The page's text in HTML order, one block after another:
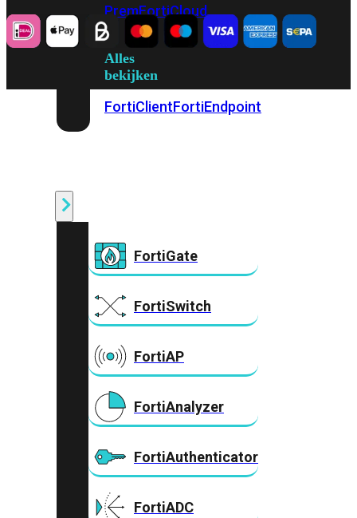
PremFortiCloud
Alles
bekijken
FortiClientFortiEndpoint
FortiGate
FortiSwitch
FortiAP
FortiAnalyzer
FortiAuthenticator
FortiADC